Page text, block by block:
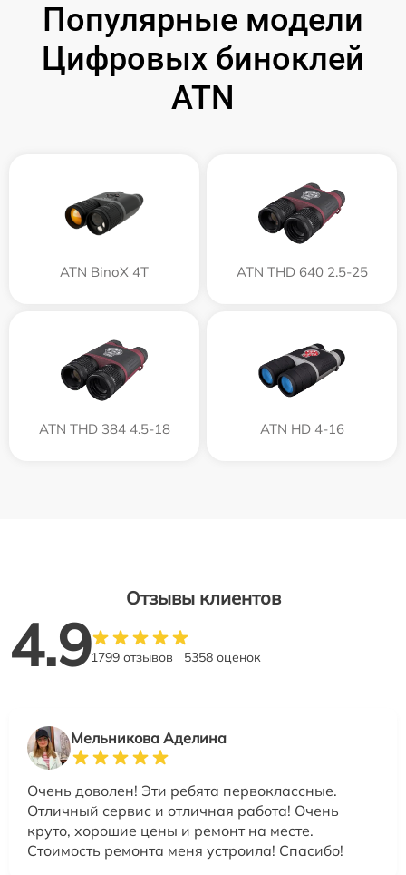
Популярные модели
Цифровых биноклей
ATN
ATN BinoX 4T ATN THD 640 2.5-25
ATN THD 384 4.5-18 ATN HD 4-16
Отзывы клиентов
4.91799 отзывов 5358 оценок
Мельникова Аделина
Очень доволен! Эти ребята первоклассные.
Отличный сервис и отличная работа! Очень
круто, хорошие цены и ремонт на месте.
Стоимость ремонта меня устроила! Спасибо!